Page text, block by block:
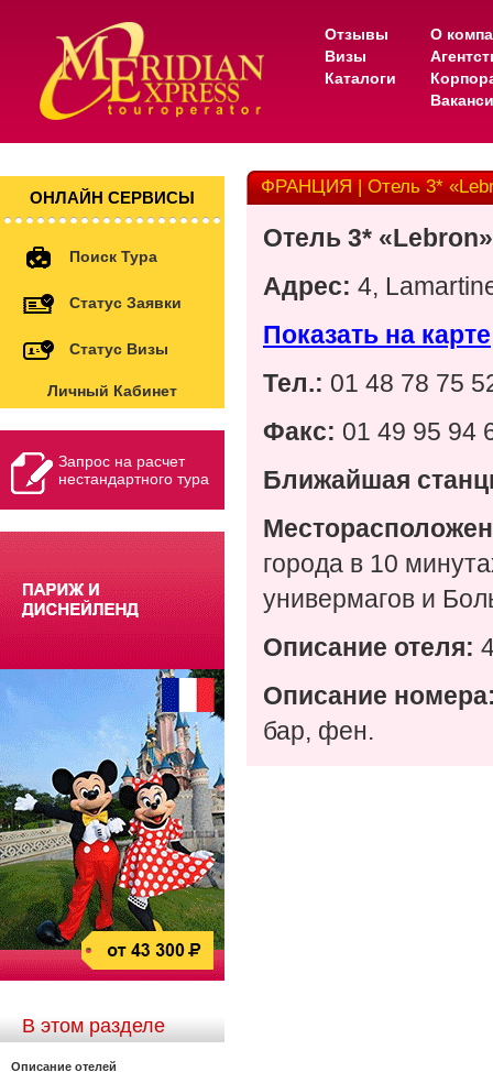
Отзывы
Визы
Каталоги
О
ОНЛАЙН СЕРВИСЫ
Поиск Тура
Статус Заявки
Статус Визы
Личный Кабинет
Запрос на расчет
нестандартного тура
В этом разделе
Описание отелей
ФРАНЦИЯ | Отель 3*
Отель 3* «Lebron»
Адрес: 4,
Показать на карте
Тел.: 01 48 78 75
Факс: 01 49 95 94
Ближайшая
города в 10
универмагов и
Описание отеля:
Описание
бар, фен.